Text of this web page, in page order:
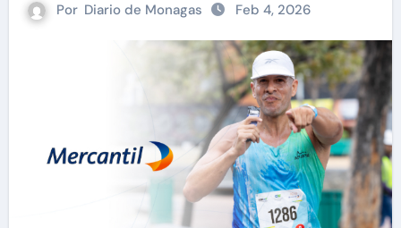
Por Diario de Monagas Feb 4, 2026